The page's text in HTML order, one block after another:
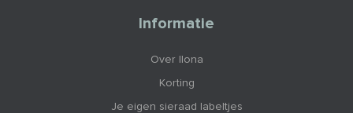
Informatie
Over Ilona
Korting
Je eigen sieraad labeltjes